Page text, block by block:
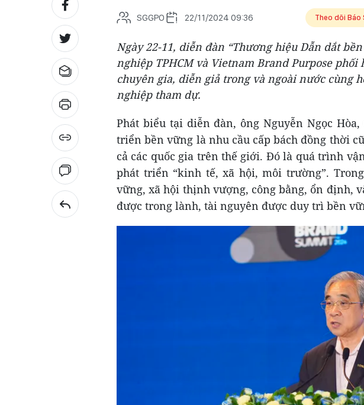
SGGPO 22/11/2024 09:36 Theo dõi Báo
Ngày 22-11, diễn đàn “Thương hiệu Dẫn dắt
nghiệp TPHCM và Vietnam Brand Purpose
chuyên gia, diễn giả trong và ngoài nước cùng
nghiệp tham dự.
Phát biểu tại diễn đàn, ông Nguyễn Ngọc
triển bền vững là nhu cầu cấp bách đồng thời
cả các quốc gia trên thế giới. Đó là quá trình
phát triển “kinh tế, xã hội, môi trường”.
vững, xã hội thịnh vượng, công bằng, ổn định,
được trong lành, tài nguyên được duy trì bền